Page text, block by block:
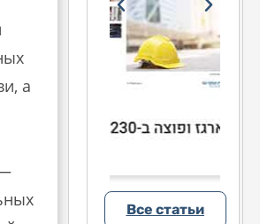
а
Все статьи